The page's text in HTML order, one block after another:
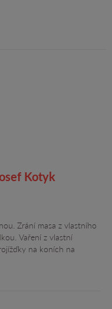
Kotyk
Zrání masa z vlastního
Vaření z vlastní
na koních na